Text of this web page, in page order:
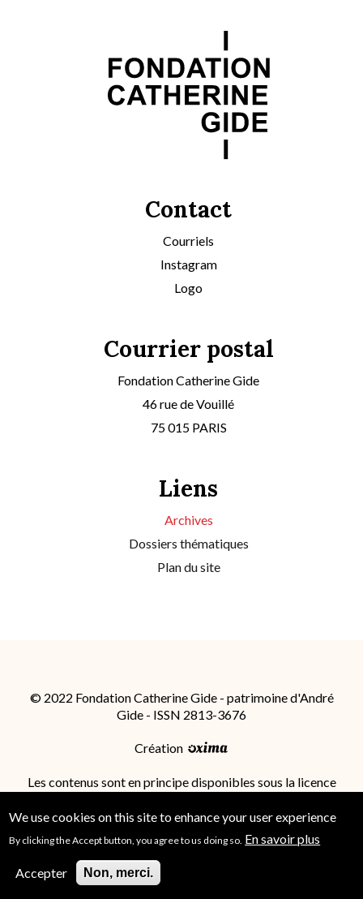
Contact
Courriels
Instagram
Logo
Courrier postal
Fondation Catherine Gide
46 rue de Vouillé
75 015 PARIS
Liens
Archives
Dossiers thématiques
Plan du site
© 2022 Fondation Catherine Gide - patrimoine d'André
Gide - ISSN 2813-3676
Création
Les contenus sont en principe disponibles sous la licence
International (CC BY-SA 4.0); des conditions
supplémentaires peuvent s'appliquer.
We use cookies on this site to enhance your user experience
By clicking the Accept button, you agree to us doing so. En savoir plus
Accepter Non, merci.